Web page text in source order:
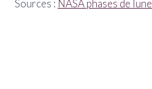
Sources : NASA phases de lune